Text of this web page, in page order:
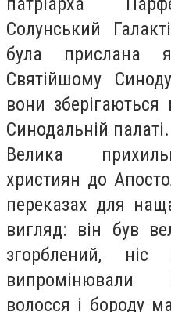
Солунський
була прислана
Святійшому
вони зберігаються
Синодальній палаті.
Велика
християн до
переказах для
вигляд: він був
згорблений,
випромінювали
волосся і бороду